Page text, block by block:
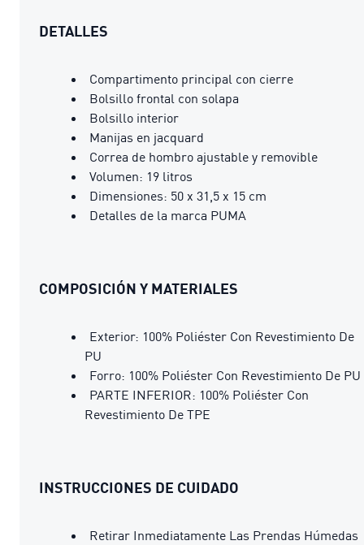
DETALLES
Compartimento principal con cierre
Bolsillo frontal con solapa
Bolsillo interior
Manijas en jacquard
Correa de hombro ajustable y removible
Volumen: 19 litros
Dimensiones: 50 x 31,5 x 15 cm
Detalles de la marca PUMA
COMPOSICIÓN Y MATERIALES
Exterior: 100% Poliéster Con Revestimiento De
PU
Forro: 100% Poliéster Con Revestimiento De PU
PARTE INFERIOR: 100% Poliéster Con
Revestimiento De TPE
INSTRUCCIONES DE CUIDADO
Retirar Inmediatamente Las Prendas Húmedas